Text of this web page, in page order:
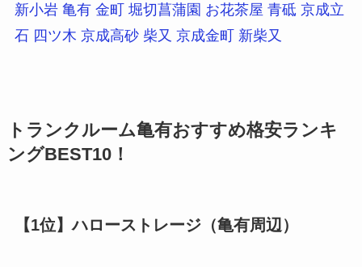
新小岩 亀有 金町 堀切菖蒲園 お花茶屋 青砥 京成立
石 四ツ木 京成高砂 柴又 京成金町 新柴又
トランクルーム亀有おすすめ格安ランキ
ングBEST10！
【1位】ハローストレージ（亀有周辺）